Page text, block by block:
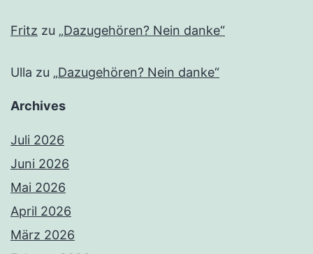
Fritz zu „Dazugehören? Nein danke“
Ulla zu „Dazugehören? Nein danke“
Archives
Juli 2026
Juni 2026
Mai 2026
April 2026
März 2026